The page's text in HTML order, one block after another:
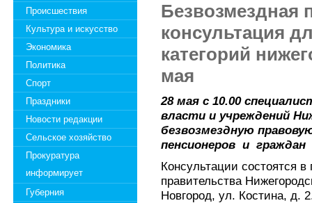
Происшествия
Культура и искусство
Экономика
Политика
Спорт
Праздники
Новости редакции
Сельское хозяйство
Прокуратура
информирует
Губерния
Безвозмездная
консультация
категорий
мая
28 мая с 10.00
власти и учреждений
безвозмездную
пенсионеров и
Консультации состоятся
правительства
Новгород, ул. Костина, д.